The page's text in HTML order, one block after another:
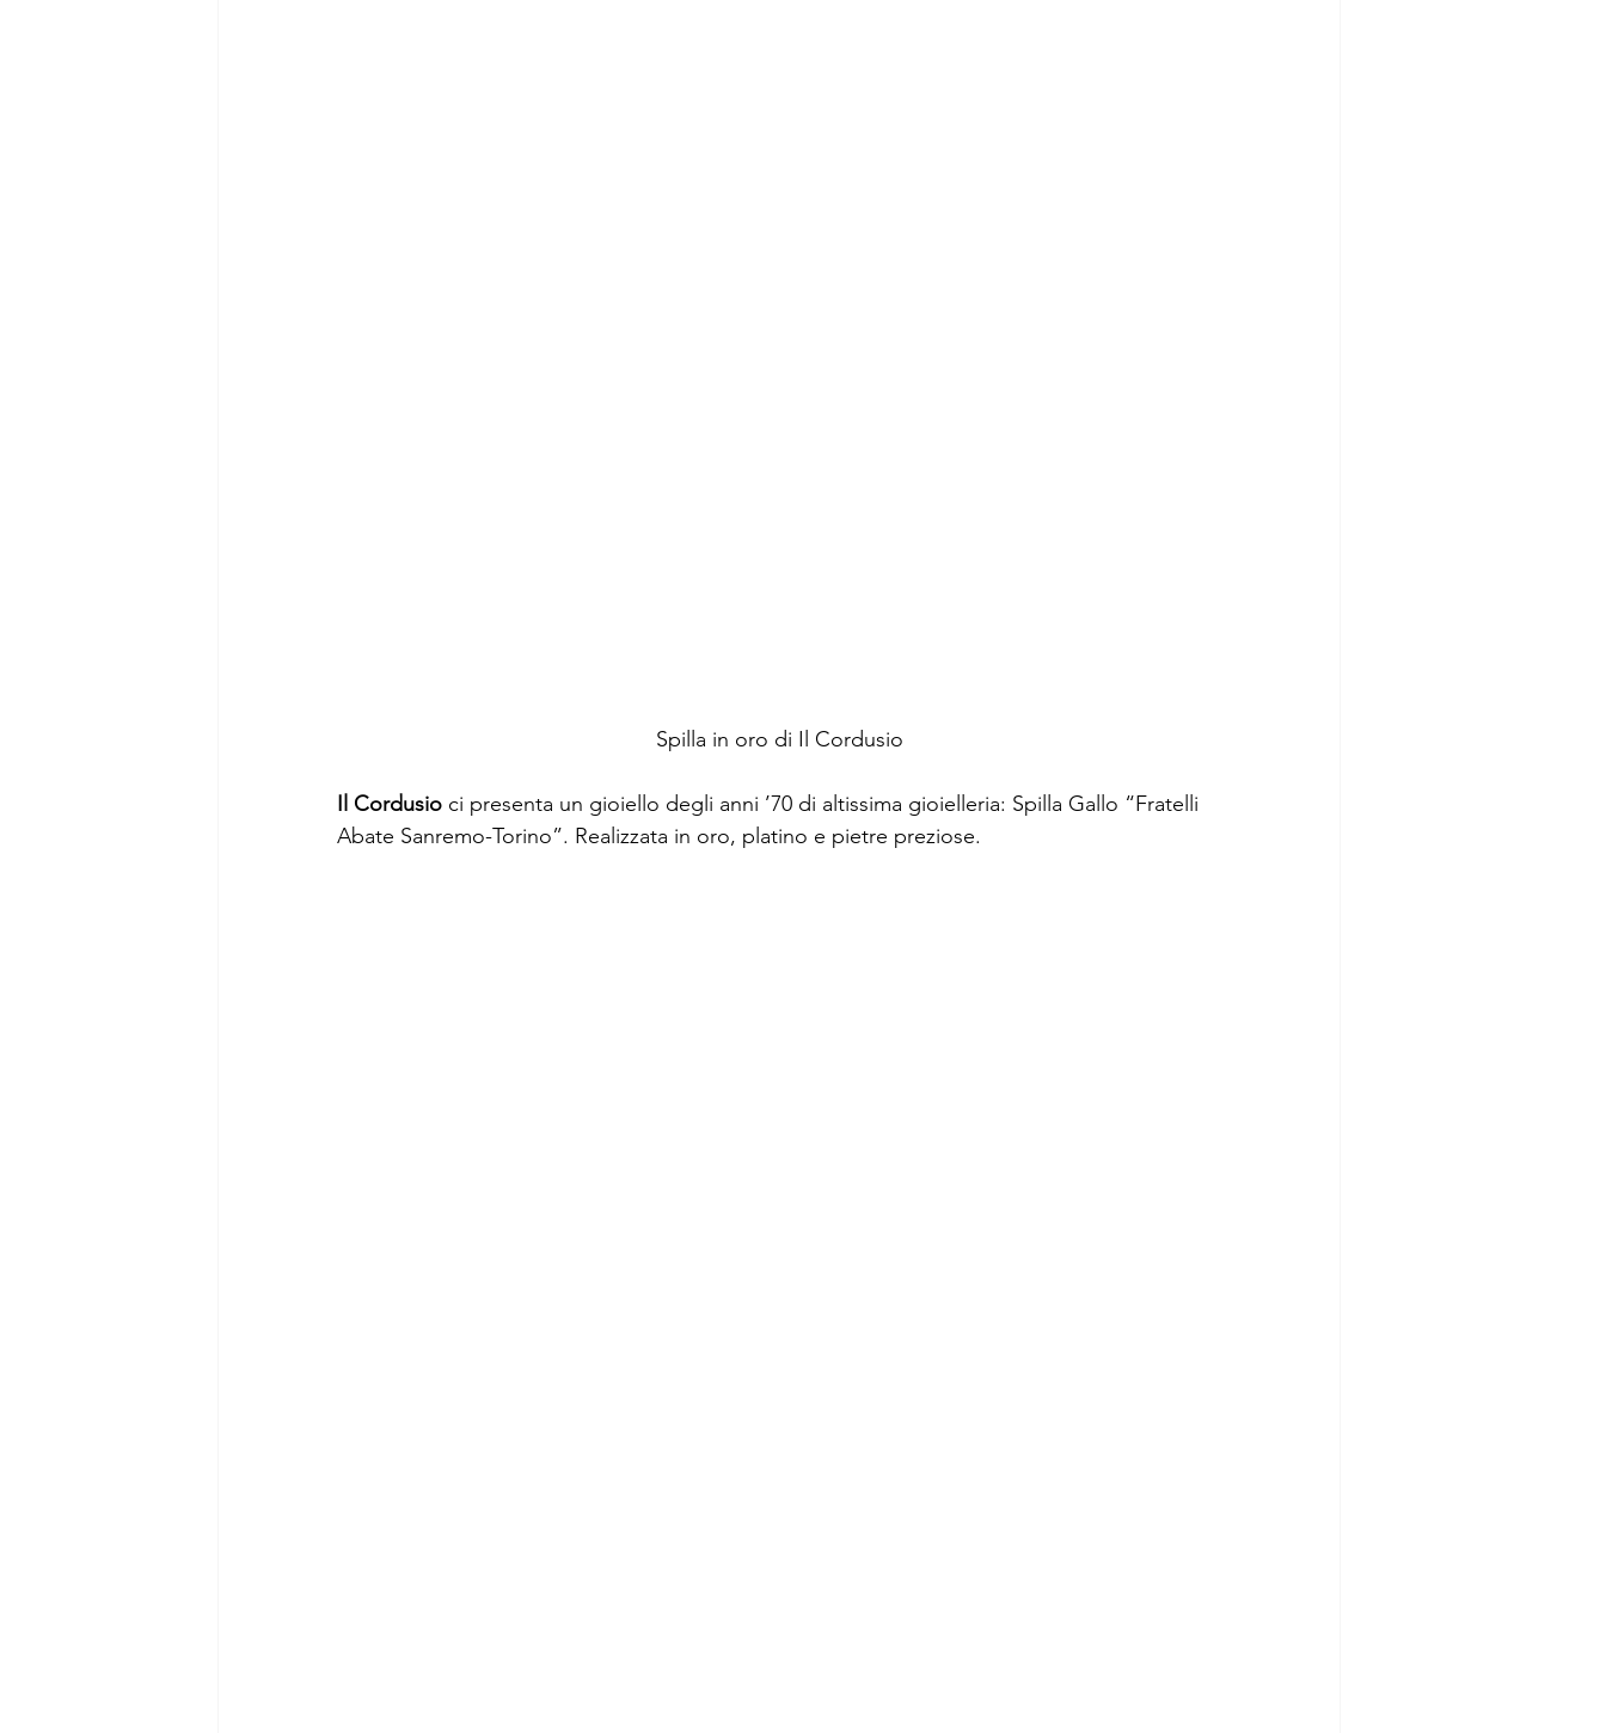
Spilla in oro di Il Cordusio
Il Cordusio ci presenta un gioiello degli anni ’70 di altissima gioielleria: Spilla Gallo “Fratelli
Abate Sanremo-Torino”. Realizzata in oro, platino e pietre preziose.